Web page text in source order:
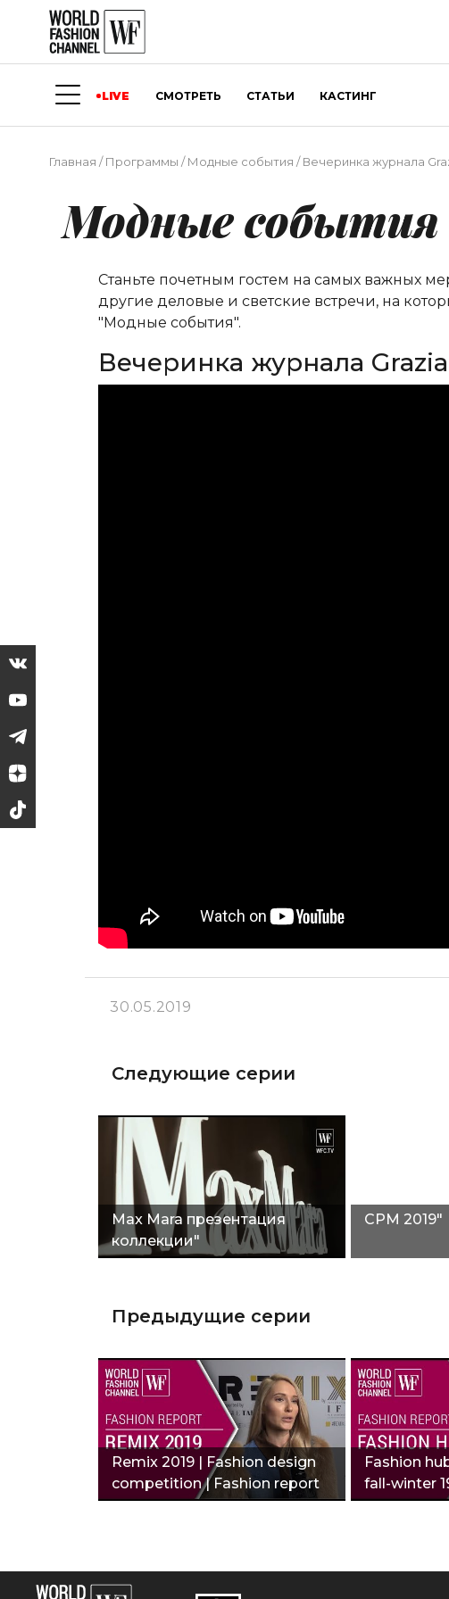
LIVE СМОТРЕТЬ СТАТЬИ КАСТИНГ
Главная /Программы /Модные события /Вечеринка журнала
Модные события
Станьте почетным гостем на самых важных
другие деловые и светские встречи, на
"Модные события".
Вечеринка журнала Grazia
30.05.2019
Следующие серии
Max Mara презентация
коллекции"
CPM 2019"
Предыдущие серии
Remix 2019 | Fashion design
competition | Fashion report
Milan"
Fashion
fall-winter